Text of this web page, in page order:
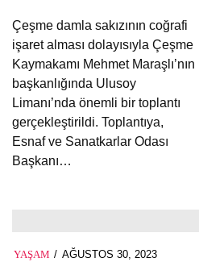
Çeşme damla sakızının coğrafi
işaret alması dolayısıyla Çeşme
Kaymakamı Mehmet Maraşlı’nın
başkanlığında Ulusoy
Limanı’nda önemli bir toplantı
gerçekleştirildi. Toplantıya,
Esnaf ve Sanatkarlar Odası
Başkanı…
YAŞAM
POSTED
AĞUSTOS 30, 2023